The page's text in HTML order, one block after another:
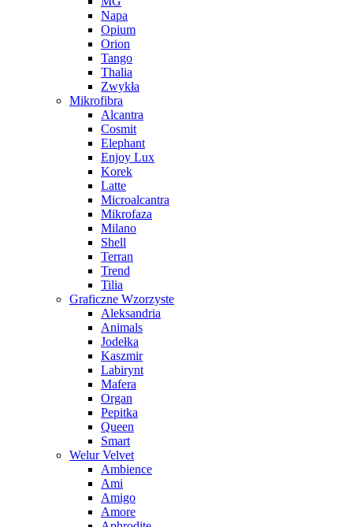
Napa
Opium
Orion
Tango
Thalia
Zwykła
Mikrofibra
Alcantra
Cosmit
Elephant
Enjoy Lux
Korek
Latte
Microalcantra
Mikrofaza
Milano
Shell
Terran
Trend
Tilia
Graficzne Wzorzyste
Aleksandria
Animals
Jodełka
Kaszmir
Labirynt
Mafera
Organ
Pepitka
Queen
Smart
Welur Velvet
Ambience
Ami
Amigo
Amore